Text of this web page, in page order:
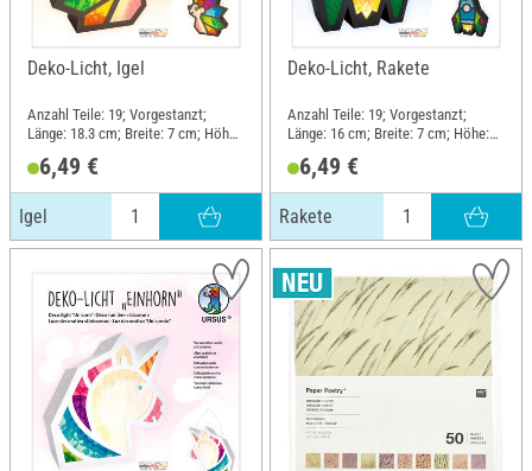
Deko-Licht, Igel
Anzahl Teile: 19; Vorgestanzt;
Länge: 18.3 cm; Breite: 7 cm; Höhe:
6,49 €
Igel
Deko-Licht, Rakete
Anzahl Teile: 19; Vorgestanzt;
Länge: 16 cm; Breite: 7 cm; Höhe:
6,49 €
Rakete